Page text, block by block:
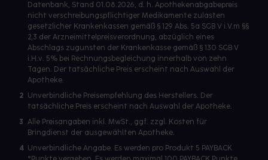
Datenbank, Stand 01.08.2026, d. h. Apothekenabgabepreis
nicht verschreibungspflichtiger Medikamente zulasten
gesetzlicher Krankenkassen gemäß § 129 Abs. 5a SGB V i.V.m §§
2,3 der Arzneimittelpreisverordnung, abzüglich eines
Abschlags zugunsten der Krankenkasse gemäß § 130 SGB V
i.H.v. 5% bei Rechnungsbegleichung innerhalb von zehn
Tagen. Der tatsächliche Preis erscheint nach Auswahl der
Apotheke.
2 Unverbindliche Preisempfehlung des Herstellers. Der
tatsächliche Preis erscheint nach Auswahl der Apotheke.
3 Alle Preisangaben inkl. MwSt., ggf. zzgl. Kosten für
Bringdienst der ausgewählten Apotheke.
4 Unverbindliche Angabe. Es werden pro Produkt 5 PAYBACK